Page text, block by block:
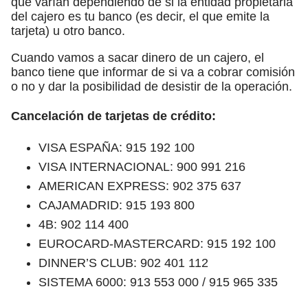
del cajero es tu banco (es decir, el que emite la
tarjeta) u otro banco.
Cuando vamos a sacar dinero de un cajero, el
banco tiene que informar de si va a cobrar comisión
o no y dar la posibilidad de desistir de la operación.
Cancelación de tarjetas de crédito:
VISA ESPAÑA: 915 192 100
VISA INTERNACIONAL: 900 991 216
AMERICAN EXPRESS: 902 375 637
CAJAMADRID: 915 193 800
4B: 902 114 400
EUROCARD-MASTERCARD: 915 192 100
DINNER’S CLUB: 902 401 112
SISTEMA 6000: 913 553 000 / 915 965 335